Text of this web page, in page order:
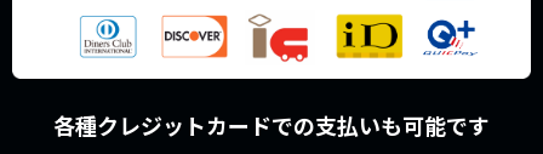
各種クレジットカードでの支払いも可能です